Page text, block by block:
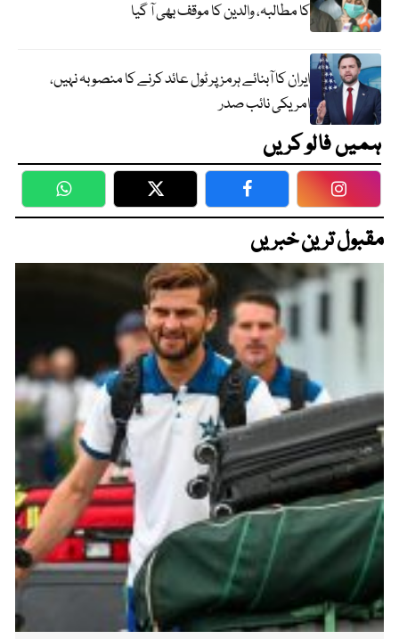
کا مطالبہ، والدین کا موقف بھی آ گیا
ایران کا آبنائے ہرمز پر ٹول عائد کرنے کا منصوبہ نہیں،
امریکی نائب صدر
ہمیں فالو کریں
WhatsApp Twitter Facebook
مقبول ترین خبریں